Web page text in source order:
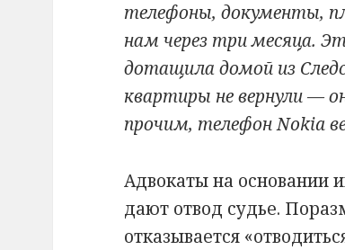
телефоны, документы,
нам через три месяца.
дотащила домой из
квартиры не вернули —
прочим, телефон Nokia
Адвокаты на основании
дают отвод судье.
отказывается